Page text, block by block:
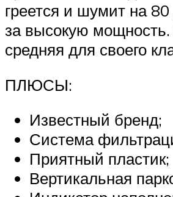
греется и шумит на
за высокую
средняя для своего
ПЛЮСЫ:
Известный бренд;
Система
Приятный пластик;
Вертикальная